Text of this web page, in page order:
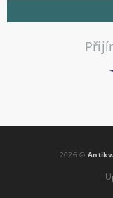
2026 ©